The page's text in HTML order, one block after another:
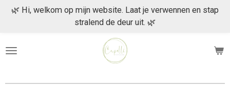
Ga
de
🌿 Hi, welkom op mijn website. Laat je verwennen en stap
stralend de deur uit. 🌿